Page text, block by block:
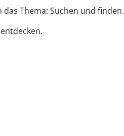
Thema: Suchen und finden.